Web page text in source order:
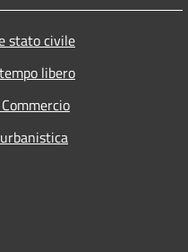
stato civile
libero